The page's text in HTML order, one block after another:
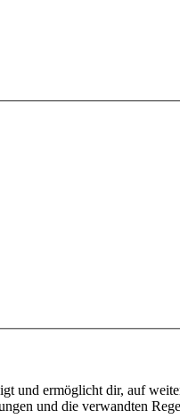
und ermöglicht dir, auf
und die verwandten